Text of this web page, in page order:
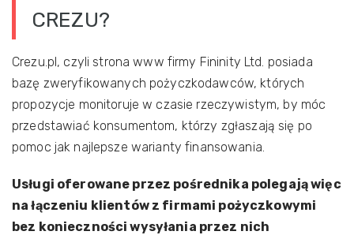
CREZU?
Crezu.pl, czyli strona www firmy Fininity Ltd. posiada
bazę zweryfikowanych pożyczkodawców, których
propozycje monitoruje w czasie rzeczywistym, by móc
przedstawiać konsumentom, którzy zgłaszają się po
pomoc jak najlepsze warianty finansowania.
Usługi oferowane przez pośrednika polegają więc
na łączeniu klientów z firmami pożyczkowymi
bez konieczności wysyłania przez nich